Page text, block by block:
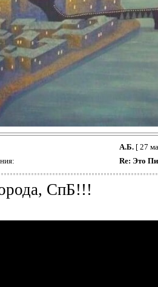
А.Б.[ 27
Re: Это
СпБ!!!